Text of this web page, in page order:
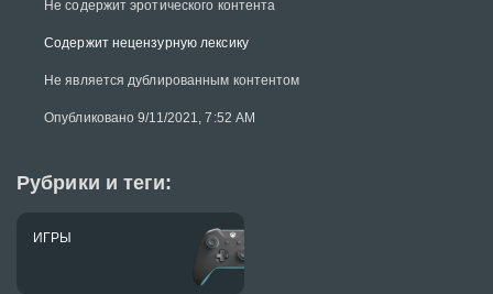
Не содержит эротического контента
Содержит нецензурную лексику
Не является дублированным контентом
Опубликовано 9/11/2021, 7:52 AM
Рубрики и теги:
ИГРЫ